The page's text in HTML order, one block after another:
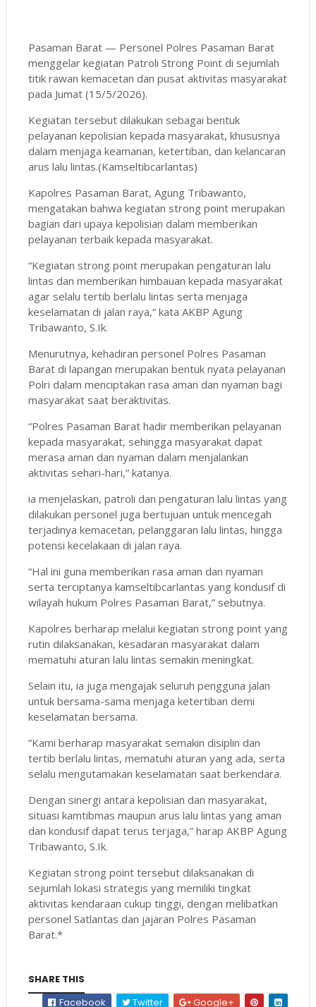
Pasaman Barat — Personel Polres Pasaman Barat
menggelar kegiatan Patroli Strong Point di sejumlah
titik rawan kemacetan dan pusat aktivitas masyarakat
pada Jumat (15/5/2026).
Kegiatan tersebut dilakukan sebagai bentuk
pelayanan kepolisian kepada masyarakat, khususnya
dalam menjaga keamanan, ketertiban, dan kelancaran
arus lalu lintas.(Kamseltibcarlantas)
Kapolres Pasaman Barat, Agung Tribawanto,
mengatakan bahwa kegiatan strong point merupakan
bagian dari upaya kepolisian dalam memberikan
pelayanan terbaik kepada masyarakat.
“Kegiatan strong point merupakan pengaturan lalu
lintas dan memberikan himbauan kepada masyarakat
agar selalu tertib berlalu lintas serta menjaga
keselamatan di jalan raya,” kata AKBP Agung
Tribawanto, S.Ik.
Menurutnya, kehadiran personel Polres Pasaman
Barat di lapangan merupakan bentuk nyata pelayanan
Polri dalam menciptakan rasa aman dan nyaman bagi
masyarakat saat beraktivitas.
“Polres Pasaman Barat hadir memberikan pelayanan
kepada masyarakat, sehingga masyarakat dapat
merasa aman dan nyaman dalam menjalankan
aktivitas sehari-hari,” katanya.
ia menjelaskan, patroli dan pengaturan lalu lintas yang
dilakukan personel juga bertujuan untuk mencegah
terjadinya kemacetan, pelanggaran lalu lintas, hingga
potensi kecelakaan di jalan raya.
“Hal ini guna memberikan rasa aman dan nyaman
serta terciptanya kamseltibcarlantas yang kondusif di
wilayah hukum Polres Pasaman Barat,” sebutnya.
Kapolres berharap melalui kegiatan strong point yang
rutin dilaksanakan, kesadaran masyarakat dalam
mematuhi aturan lalu lintas semakin meningkat.
Selain itu, ia juga mengajak seluruh pengguna jalan
untuk bersama-sama menjaga ketertiban demi
keselamatan bersama.
“Kami berharap masyarakat semakin disiplin dan
tertib berlalu lintas, mematuhi aturan yang ada, serta
selalu mengutamakan keselamatan saat berkendara.
Dengan sinergi antara kepolisian dan masyarakat,
situasi kamtibmas maupun arus lalu lintas yang aman
dan kondusif dapat terus terjaga,” harap AKBP Agung
Tribawanto, S.Ik.
Kegiatan strong point tersebut dilaksanakan di
sejumlah lokasi strategis yang memiliki tingkat
aktivitas kendaraan cukup tinggi, dengan melibatkan
personel Satlantas dan jajaran Polres Pasaman
Barat.*
SHARE THIS
Facebook
Twitter Google+